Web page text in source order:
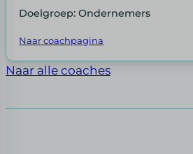
Doelgroep: Ondernemers
Naar coachpagina
Naar alle coaches